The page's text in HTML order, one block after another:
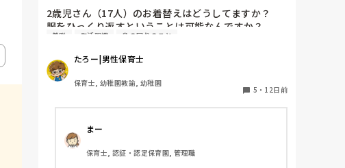
大切なのは脅したり突き放したりすることではなく、
「危ないことは止める」「ダメなことはダメと伝える」
という大人の一貫した姿勢を、チームで支えることなの
こそ、担任同士、または近くのクラスや事務所の先生も
巻き込んで、頼り合うことも大切な環境づくりの一つだ
と思います。
また、していない時にたくさん認める「前お話したか
ら、考えたの？」とか、あえて声をかけると、ドヤ顔し
2歳児さん（17人）のお着替えはどうしてますか？
服をひっくり返すということは可能なんですか？
一斉にお着替えをしてもいいのでしょうか？職員は
私含め2人です。先生方のアドバイスややり方をおし
えて欲しいです
着脱 生活習慣 身の回りのこと
たろー|男性保育士
保育士, 幼稚園教諭, 幼稚園
5 ・ 12日前
まー
保育士, 認証・認定保育園, 管理職